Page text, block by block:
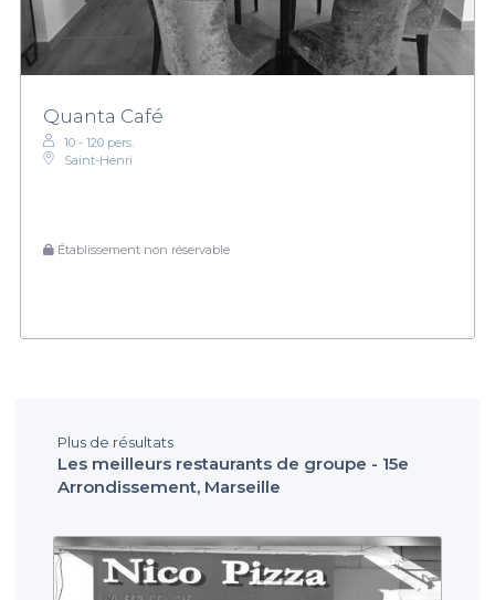
Quanta Café
10 - 120 pers.
Saint-Henri
Établissement non réservable
Plus de résultats
Les meilleurs restaurants de groupe - 15e
Arrondissement, Marseille